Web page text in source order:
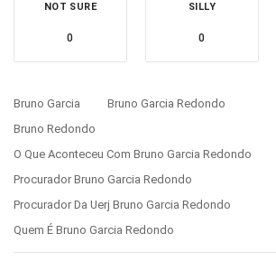
NOT SURE
0
SILLY
0
Bruno Garcia
Bruno Garcia Redondo
Bruno Redondo
O Que Aconteceu Com Bruno Garcia Redondo
Procurador Bruno Garcia Redondo
Procurador Da Uerj Bruno Garcia Redondo
Quem É Bruno Garcia Redondo